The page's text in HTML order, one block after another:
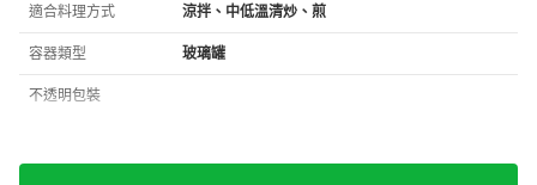
適合料理方式 涼拌、中低溫清炒、煎
容器類型 玻璃罐
不透明包裝